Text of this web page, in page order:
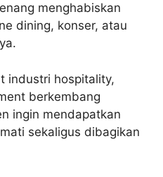
menghabiskan
dining, konser, atau
industri hospitality,
berkembang
ingin mendapatkan
sekaligus dibagikan